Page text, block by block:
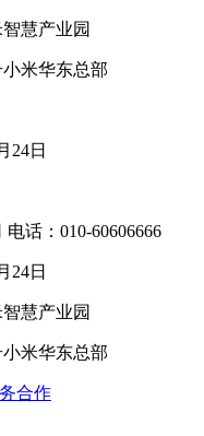
慧产业园
米华东总部
24日
话：010-60606666
24日
慧产业园
米华东总部
合作